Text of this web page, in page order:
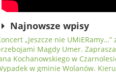
Najnowsze wpisy
„Jeszcze nie UMiERamy…”
Magdy Umer.
Kochanowskiego w
w gminie Wolanów.